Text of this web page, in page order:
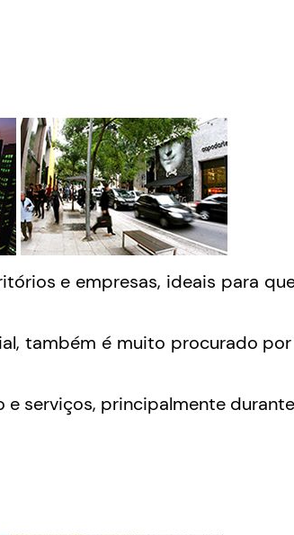
e empresas, ideais para
também é muito procurado
serviços, principalmente